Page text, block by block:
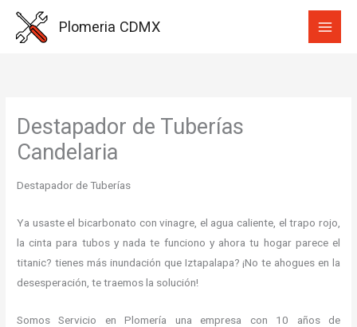
Plomeria CDMX
Destapador de Tuberías
Candelaria
Destapador de Tuberías
Ya usaste el bicarbonato con vinagre, el agua caliente, el trapo rojo,
la cinta para tubos y nada te funciono y ahora tu hogar parece el
titanic? tienes más inundación que Iztapalapa? ¡No te ahogues en la
desesperación, te traemos la solución!
Somos Servicio en Plomería una empresa con 10 años de